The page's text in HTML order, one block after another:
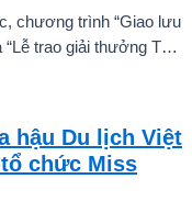
chương trình “Giao lưu
trao giải thưởng Tài
lắng, mang đậm hơi thở
hậu Du lịch Việt
tổ chức Miss